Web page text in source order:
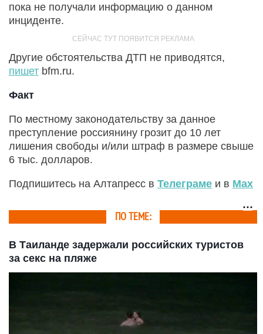
пока не получали информацию о данном
инциденте.
Другие обстоятельства ДТП не приводятся,
пишет bfm.ru.
Факт
По местному законодательству за данное
преступление россиянину грозит до 10 лет
лишения свободы и/или штраф в размере свыше
6 тыс. долларов.
Подпишитесь на Алтапресс в Телеграме и в Max
ПО ТЕМЕ:
В Таиланде задержали российских туристов
за секс на пляже